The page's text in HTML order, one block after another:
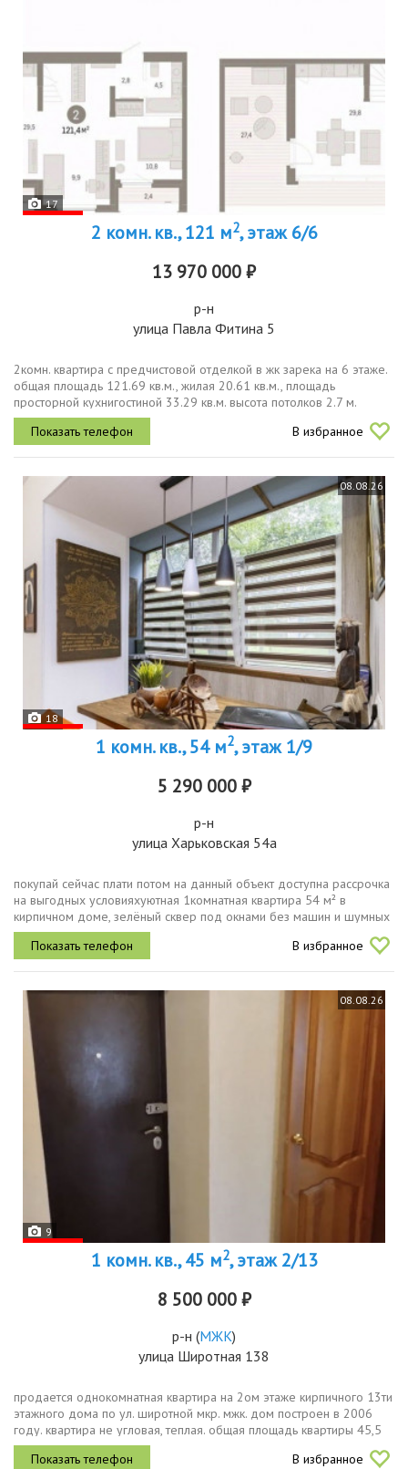
17
2 комн. кв., 121 м2, этаж 6/6
13 970 000 ₽
р-н
улица Павла Фитина 5
2комн. квартира с предчистовой отделкой в жк зарека на 6 этаже.
общая площадь 121.69 кв.м., жилая 20.61 кв.м., площадь
просторной кухнигостиной 33.29 кв.м. высота потолков 2.7 м.
продаётся с паркингом и кладовой. двухуровневая квартира с...
В избранное
08.08.26
18
1 комн. кв., 54 м2, этаж 1/9
5 290 000 ₽
р-н
улица Харьковская 54а
покупай сейчас плати потом на данный объект доступна рассрочка
на выгодных условияхуютная 1комнатная квартира 54 м² в
кирпичном доме, зелёный сквер под окнами без машин и шумных
дорог о доме и локации дом в глубине двора, кирпичный, стены
толстые...
В избранное
08.08.26
9
1 комн. кв., 45 м2, этаж 2/13
8 500 000 ₽
р-н (МЖК)
улица Широтная 138
продается однокомнатная квартира на 2ом этаже кирпичного 13ти
этажного дома по ул. широтной мкр. мжк. дом построен в 2006
году. квартира не угловая, теплая. общая площадь квартиры 45,5
кв.м., кухня 11,4 кв.м., комната 19,6 кв.м., коридор 11 кв.м.,...
В избранное